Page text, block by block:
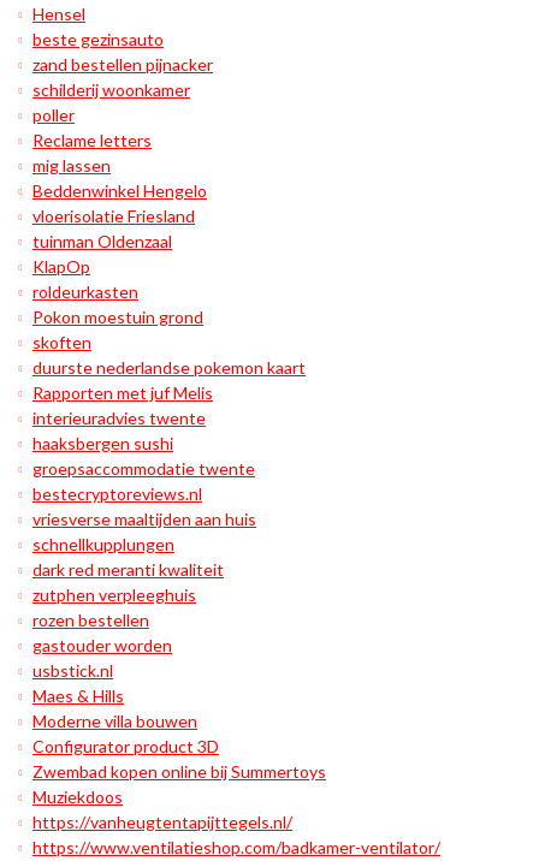
Hensel
beste gezinsauto
zand bestellen pijnacker
schilderij woonkamer
poller
Reclame letters
mig lassen
Beddenwinkel Hengelo
vloerisolatie Friesland
tuinman Oldenzaal
KlapOp
roldeurkasten
Pokon moestuin grond
skoften
duurste nederlandse pokemon kaart
Rapporten met juf Melis
interieuradvies twente
haaksbergen sushi
groepsaccommodatie twente
bestecryptoreviews.nl
vriesverse maaltijden aan huis
schnellkupplungen
dark red meranti kwaliteit
zutphen verpleeghuis
rozen bestellen
gastouder worden
usbstick.nl
Maes & Hills
Moderne villa bouwen
Configurator product 3D
Zwembad kopen online bij Summertoys
Muziekdoos
https://vanheugtentapijttegels.nl/
https://www.ventilatieshop.com/badkamer-ventilator/